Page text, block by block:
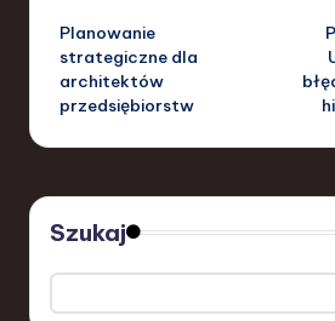
navigation
Planowanie
strategiczne dla
architektów
przedsiębiorstw
Szukaj